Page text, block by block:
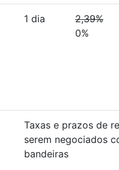
1 dia
2,39%
0%
Taxas e prazos de
serem negociados
bandeiras